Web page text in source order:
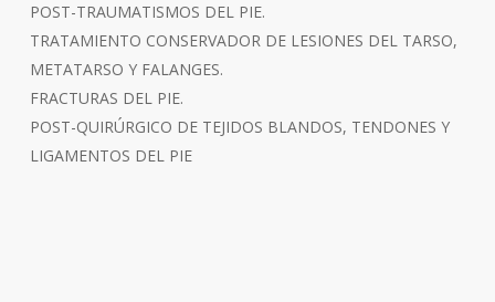
POST-TRAUMATISMOS DEL PIE.
TRATAMIENTO CONSERVADOR DE LESIONES DEL TARSO,
METATARSO Y FALANGES.
FRACTURAS DEL PIE.
POST-QUIRÚRGICO DE TEJIDOS BLANDOS, TENDONES Y
LIGAMENTOS DEL PIE